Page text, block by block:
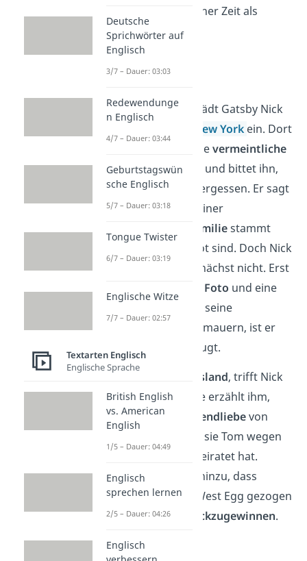
ihn bereits aus seiner Zeit als
Soldatkennt.
Kapitel 4
Am nächsten Tag lädt Gatsby Nick
New York ein. Dort
erzählt er ihm seinevermeintliche
Lebensgeschichte
und bittet ihn,
alle Gerüchte zu vergessen. Er sagt
Nick, dass er aus einer
Familiestammt
und seine Eltern tot sind. Doch Nick
glaubt ihm das zunächst nicht. Erst
Foto und eine
zeigt, die seine
Geschichten untermauern, ist er
schließlich überzeugt.
Zurück auf
Long Island, trifft Nick
sich mitJordan
. Sie erzählt ihm,
dass Daisy die
Jugendliebevon
Gatsby war, bevor sie Tom wegen
seines Geldes geheiratet hat.
Ebenfalls fügt sie hinzu, dass
Gatsby nur nach West Egg gezogen
ist, um Daisy
zurückzugewinnen.
Deutsche
Sprichwörter auf
Englisch
3/7 – Dauer: 03:03
Redewendunge
n Englisch
4/7 – Dauer: 03:44
Geburtstagswün
sche Englisch
5/7 – Dauer: 03:18
Tongue Twister
6/7 – Dauer: 03:19
Englische Witze
7/7 – Dauer: 02:57
Textarten Englisch
Englische Sprache
British English
vs. American
English
1/5 – Dauer: 04:49
Englisch
sprechen lernen
2/5 – Dauer: 04:26
Englisch